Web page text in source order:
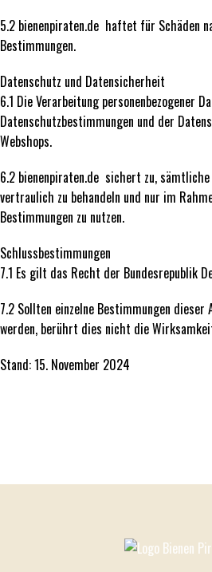
5.2 bienenpiraten.de haftet für Schäden
Bestimmungen.
Datenschutz und Datensicherheit
6.1 Die Verarbeitung personenbezogener
Datenschutzbestimmungen und der
Webshops.
6.2 bienenpiraten.de sichert zu, sämtliche
vertraulich zu behandeln und nur im
Bestimmungen zu nutzen.
Schlussbestimmungen
7.1 Es gilt das Recht der Bundesrepublik
7.2 Sollten einzelne Bestimmungen dieser
werden, berührt dies nicht die
Stand: 15. November 2024